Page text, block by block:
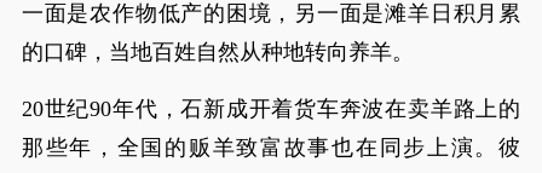
一面是农作物低产的困境，另一面是滩羊日积月累
的口碑，当地百姓自然从种地转向养羊。
20世纪90年代，石新成开着货车奔波在卖羊路上的
那些年，全国的贩羊致富故事也在同步上演。彼